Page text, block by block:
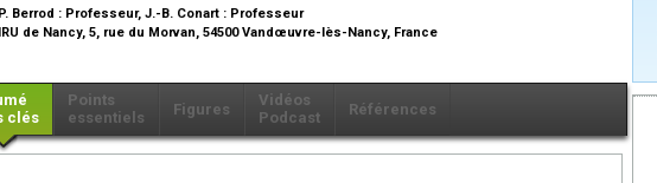
Berrod : Professeur, J.-B. Conart : Professeur
de Nancy, 5, rue du Morvan, 54500 Vandœuvre-lès-Nancy, France
clés
Points
essentiels
Figures
Vidéos
Podcast
Références